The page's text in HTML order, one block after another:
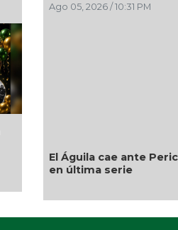
Ago 05, 2026 / 10:31 PM
El Águila cae ante
en última serie